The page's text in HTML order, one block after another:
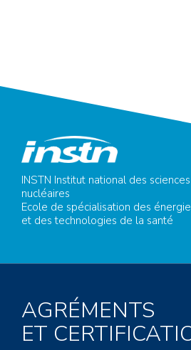
INSTN Institut national des
nucléaires
Ecole de spécialisation des
et des technologies de la santé
AGRÉMENTS
ET